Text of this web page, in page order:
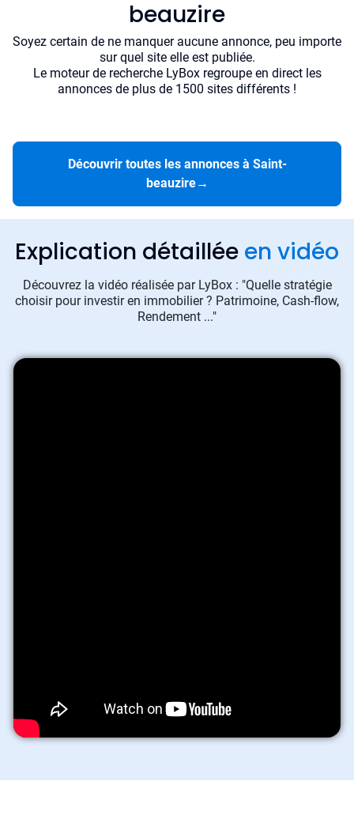
beauzire
Soyez certain de ne manquer aucune annonce, peu importe
sur quel site elle est publiée.
Le moteur de recherche LyBox regroupe en direct les
annonces de plus de 1500 sites différents !
Découvrir toutes les annonces à Saint-
beauzire→
Explication détaillée en vidéo
Découvrez la vidéo réalisée par LyBox : "Quelle stratégie
choisir pour investir en immobilier ? Patrimoine, Cash-flow,
Rendement ..."